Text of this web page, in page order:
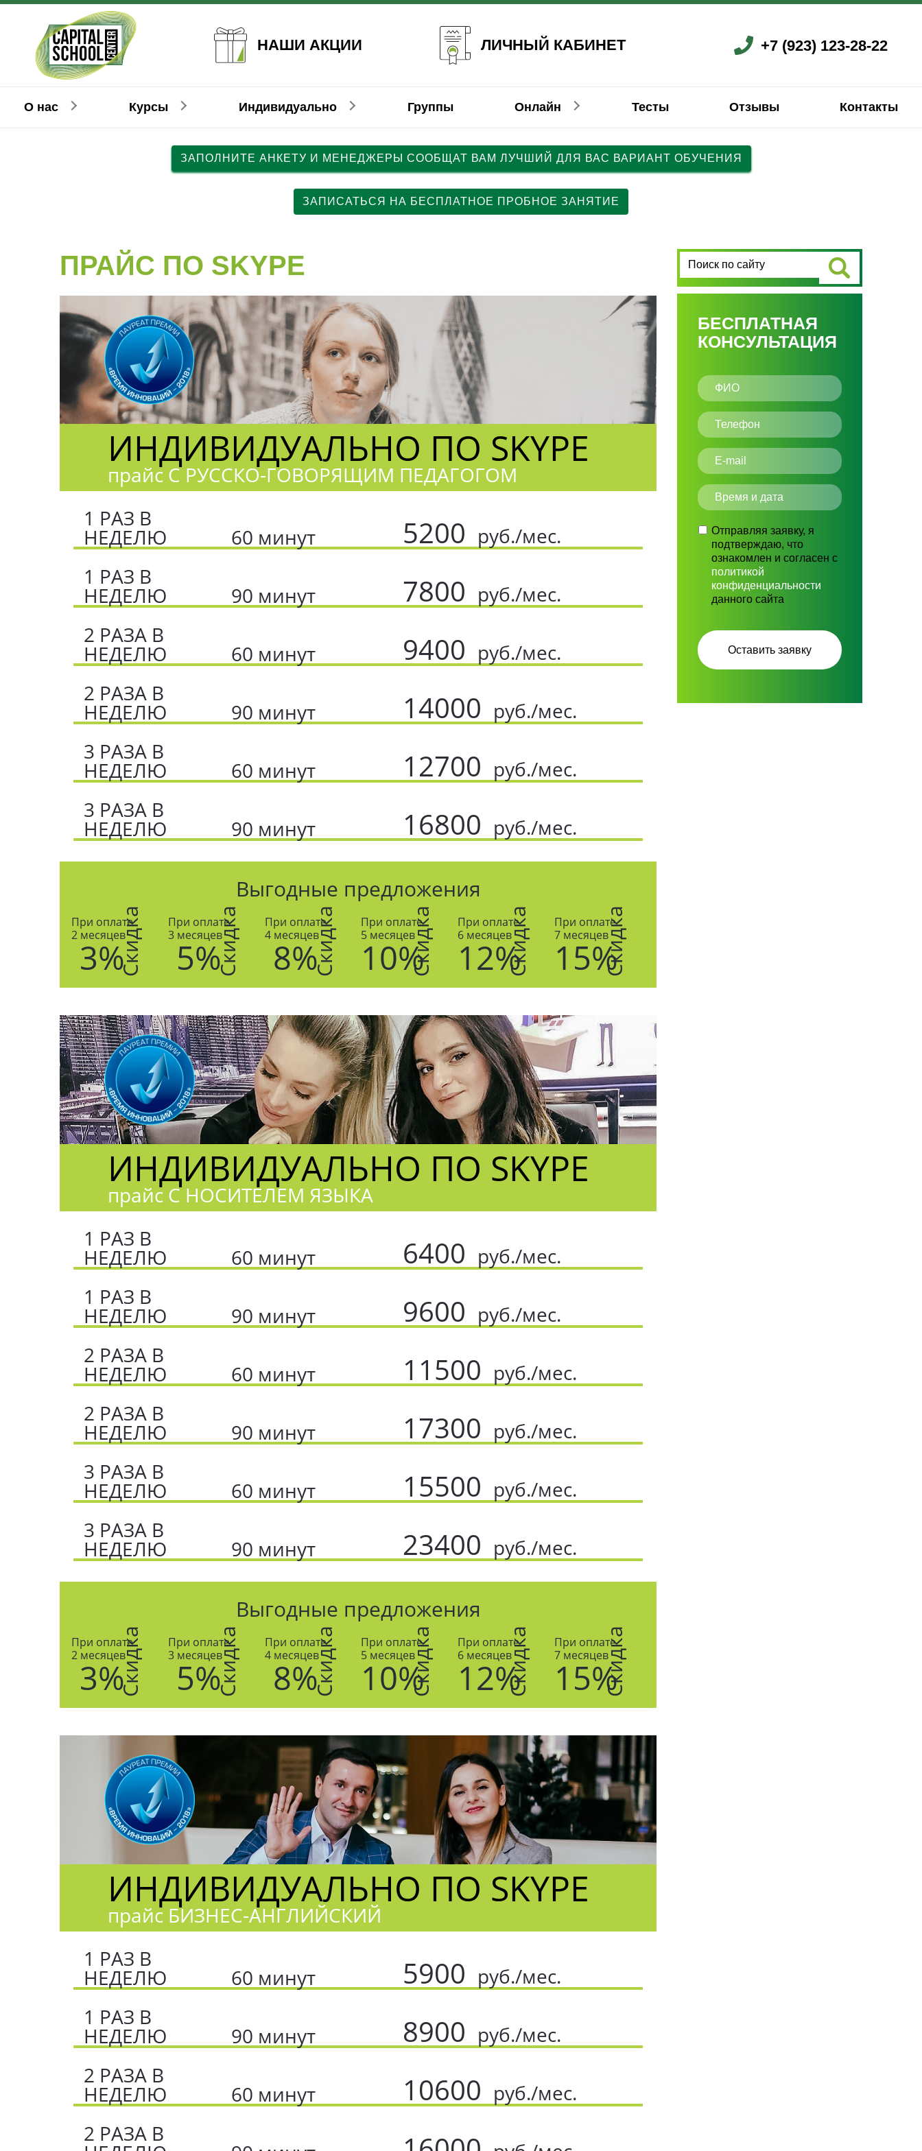
НАШИ АКЦИИ ЛИЧНЫЙ КАБИНЕТ +7 (923) 123-28-22
О нас Курсы
Немецкий Французский
Индивидуально
Немецкий Французский
Группы Онлайн
Детям Немецкий Французский
Тесты Отзывы Контакты
ЗАПОЛНИТЕ АНКЕТУ И МЕНЕДЖЕРЫ СООБЩАТ ВАМ ЛУЧШИЙ ДЛЯ ВАС ВАРИАНТ ОБУЧЕНИЯ
ЗАПИСАТЬСЯ НА БЕСПЛАТНОЕ ПРОБНОЕ ЗАНЯТИЕ
ПРАЙС ПО SKYPE
ИНДИВИДУАЛЬНО ПО SKYPE
прайс С РУССКО‐ГОВОРЯЩИМ ПЕДАГОГОМ
1 РАЗ В
НЕДЕЛЮ 60 минут 5200 руб./мес.
1 РАЗ В
НЕДЕЛЮ 90 минут 7800 руб./мес.
2 РАЗА В
НЕДЕЛЮ 60 минут 9400 руб./мес.
2 РАЗА В
НЕДЕЛЮ 90 минут 14000 руб./мес.
3 РАЗА В
НЕДЕЛЮ 60 минут 12700 руб./мес.
3 РАЗА В
НЕДЕЛЮ 90 минут 16800 руб./мес.
Выгодные предложения
При оплате
2 месяцев
3%Скидка
При оплате
3 месяцев
5%Скидка
При оплате
4 месяцев
8%Скидка
При оплате
5 месяцев
10%
Скидка
При оплате
6 месяцев
12%
Скидка
При оплате
7 месяцев
15%
Скидка
ИНДИВИДУАЛЬНО ПО SKYPE
прайс С НОСИТЕЛЕМ ЯЗЫКА
1 РАЗ В
НЕДЕЛЮ 60 минут 6400 руб./мес.
1 РАЗ В
НЕДЕЛЮ 90 минут 9600 руб./мес.
2 РАЗА В
НЕДЕЛЮ 60 минут 11500 руб./мес.
2 РАЗА В
НЕДЕЛЮ 90 минут 17300 руб./мес.
3 РАЗА В
НЕДЕЛЮ 60 минут 15500 руб./мес.
3 РАЗА В
НЕДЕЛЮ 90 минут 23400 руб./мес.
Выгодные предложения
При оплате
2 месяцев
3%Скидка
При оплате
3 месяцев
5%Скидка
При оплате
4 месяцев
8%Скидка
При оплате
5 месяцев
10%
Скидка
При оплате
6 месяцев
12%
Скидка
При оплате
7 месяцев
15%
Скидка
ИНДИВИДУАЛЬНО ПО SKYPE
прайс БИЗНЕС-АНГЛИЙСКИЙ
1 РАЗ В
НЕДЕЛЮ 60 минут 5900 руб./мес.
1 РАЗ В
НЕДЕЛЮ 90 минут 8900 руб./мес.
2 РАЗА В
НЕДЕЛЮ 60 минут 10600 руб./мес.
2 РАЗА В
БЕСПЛАТНАЯ
КОНСУЛЬТАЦИЯ
Отправляя заявку, я
подтверждаю, что
ознакомлен и согласен с
политикой
конфиденциальности
данного сайта